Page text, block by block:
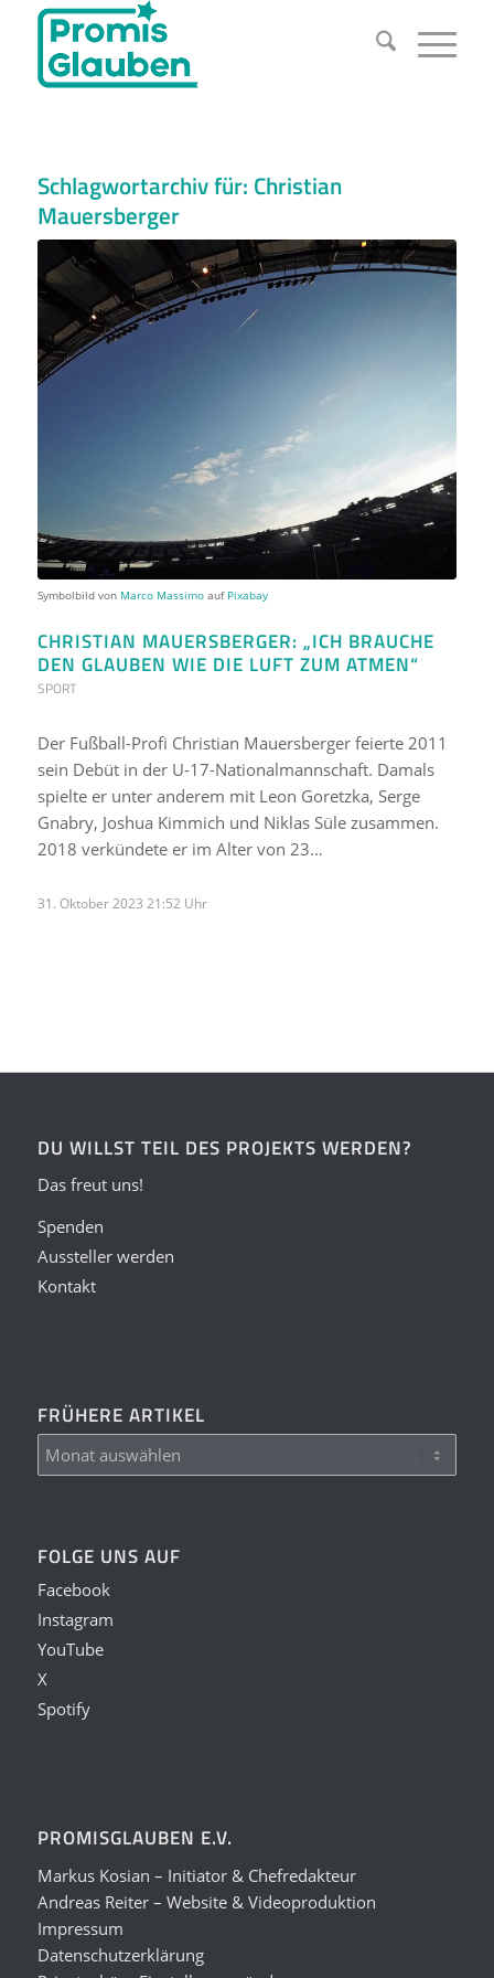
Schlagwortarchiv für: Christian
Mauersberger
Symbolbild von Marco Massimoauf Pixabay
CHRISTIAN MAUERSBERGER: „ICH BRAUCHE
DEN GLAUBEN WIE DIE LUFT ZUM ATMEN“
SPORT
Der Fußball-Profi Christian Mauersberger feierte 2011
sein Debüt in der U-17-Nationalmannschaft. Damals
spielte er unter anderem mit Leon Goretzka, Serge
Gnabry, Joshua Kimmich und Niklas Süle zusammen.
2018 verkündete er im Alter von 23…
31. Oktober 2023 21:52 Uhr
DU WILLST TEIL DES PROJEKTS WERDEN?
Das freut uns!
Spenden
Aussteller werden
Kontakt
FRÜHERE ARTIKEL
FOLGE UNS AUF
Facebook
Instagram
YouTube
X
Spotify
PROMISGLAUBEN E.V.
Markus Kosian – Initiator & Chefredakteur
Andreas Reiter – Website & Videoproduktion
Impressum
Datenschutzerklärung